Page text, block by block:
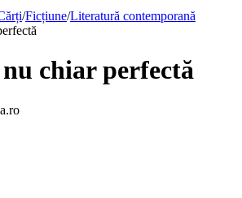
/Ficțiune/Literatură contemporană
chiar perfectă